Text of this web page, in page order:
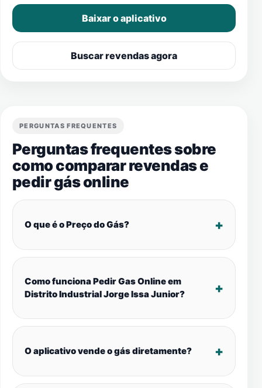
Baixar o aplicativo
Buscar revendas agora
PERGUNTAS FREQUENTES
Perguntas frequentes sobre
como comparar revendas e
pedir gás online
O que é o Preço do Gás?
Como funciona Pedir Gas Online em
Distrito Industrial Jorge Issa Junior?
O aplicativo vende o gás diretamente?